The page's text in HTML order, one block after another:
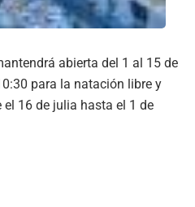
abierta del 1 al 15 de
para la natación libre y
el 16 de julia hasta el 1 de